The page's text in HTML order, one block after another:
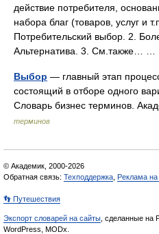
действие потребителя,
набора благ (товаров, услуг и
Потребительский выбор. 2.
Альтернатива. 3. См.также… …
Выбор — главный этап
состоящий в отборе одного
Словарь бизнес терминов.
терминов
© Академик, 2000-2026
Обратная связь: Техподдержка Реклама на
👣 Путешествия
Экспорт словарей на сайты , сделанные на
WordPress, MODx.